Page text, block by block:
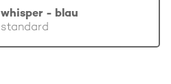
whisper - blau
standard